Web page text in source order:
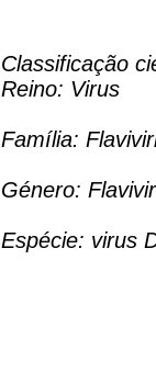
Classificação
Reino: Virus
Família:
Género:
Espécie: virus